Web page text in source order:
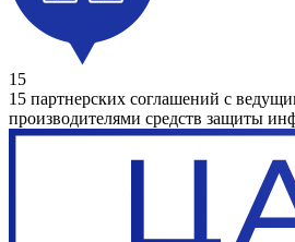
15
15 партнерских соглашений с
производителями средств защиты